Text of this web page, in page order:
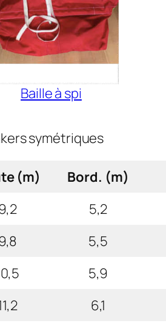
Baille à spi
symétriques
(m) Bord. (m)
5,2
5,5
5,9
6,1